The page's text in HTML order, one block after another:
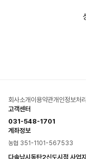
회사소개 이용약관개인정보처
다솔낚시동탄2신도시점 사업
고객센터
031-548-1701
계좌정보
농협 351-1101-567533